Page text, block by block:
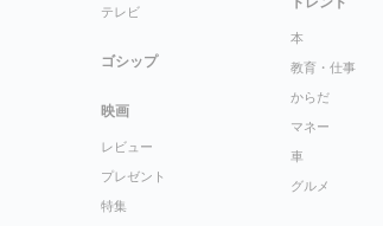
テレビ
ゴシップ
映画
レビュー
プレゼント
特集
本
教育・仕事
からだ
マネー
車
グルメ